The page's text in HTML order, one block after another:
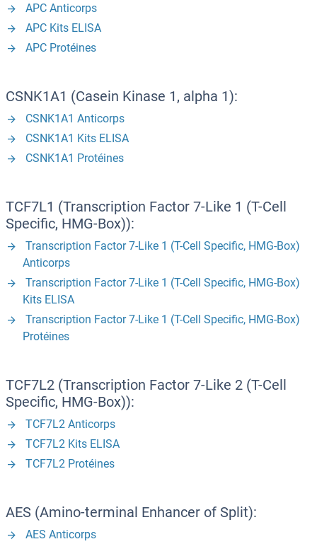
APC Anticorps
APC Kits ELISA
APC Protéines
CSNK1A1 (Casein Kinase 1, alpha 1):
CSNK1A1 Anticorps
CSNK1A1 Kits ELISA
CSNK1A1 Protéines
TCF7L1 (Transcription Factor 7-Like 1 (T-Cell
Specific, HMG-Box)):
Transcription Factor 7-Like 1 (T-Cell Specific, HMG-Box)
Anticorps
Transcription Factor 7-Like 1 (T-Cell Specific, HMG-Box)
Kits ELISA
Transcription Factor 7-Like 1 (T-Cell Specific, HMG-Box)
Protéines
TCF7L2 (Transcription Factor 7-Like 2 (T-Cell
Specific, HMG-Box)):
TCF7L2 Anticorps
TCF7L2 Kits ELISA
TCF7L2 Protéines
AES (Amino-terminal Enhancer of Split):
AES Anticorps